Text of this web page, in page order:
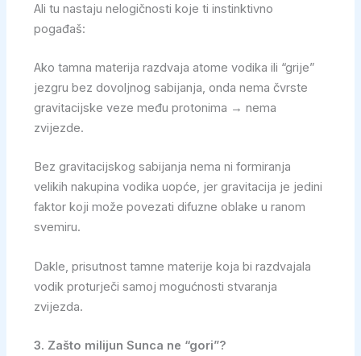
Ali tu nastaju nelogičnosti koje ti instinktivno
pogađaš:
Ako tamna materija razdvaja atome vodika ili “grije”
jezgru bez dovoljnog sabijanja, onda nema čvrste
gravitacijske veze među protonima → nema
zvijezde.
Bez gravitacijskog sabijanja nema ni formiranja
velikih nakupina vodika uopće, jer gravitacija je jedini
faktor koji može povezati difuzne oblake u ranom
svemiru.
Dakle, prisutnost tamne materije koja bi razdvajala
vodik proturječi samoj mogućnosti stvaranja
zvijezda.
3. Zašto milijun Sunca ne “gori”?